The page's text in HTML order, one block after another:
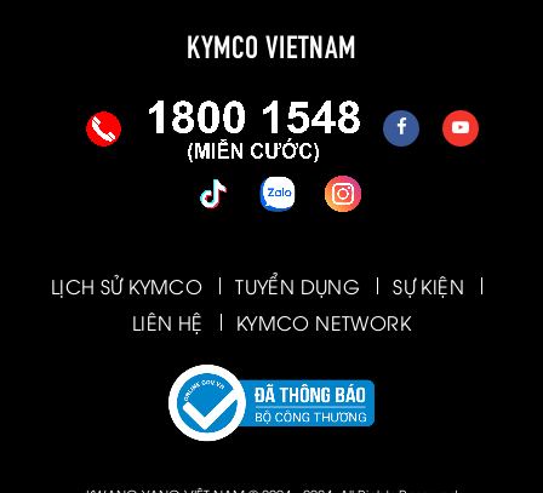
KYMCO VIETNAM
LỊCH SỬ KYMCO TUYỂN DỤNG
SỰ KIỆN
LIÊN HỆ
KYMCO NETWORK